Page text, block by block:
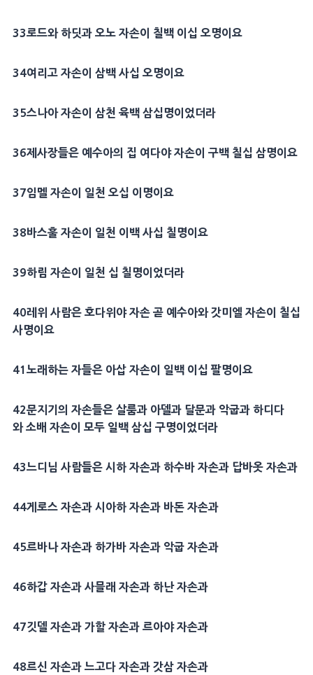
33로드와하딧과 오노자손이 칠백 이십 오명이요
34여리고자손이 삼백 사십 오명이요
35스나아자손이 삼천 육백 삼십명이었더라
36제사장들은 예수아의 집 여다야자손이 구백 칠십 삼명이요
37임멜 자손이 일천 오십 이명이요
38바스훌자손이 일천 이백 사십 칠명이요
39하림 자손이 일천 십 칠명이었더라
40레위 사람은 호다위야자손 곧 예수아와갓미엘 자손이 칠십
사명이요
41 노래하는 자들은 아삽자손이 일백 이십 팔명이요
42문지기 의 자손들은 살룸과 아델과 달문과 악굽과 하디다
와소배 자손이 모두 일백 삼십 구명이었더라
43느디님 사람들은 시하자손과 하수바 자손과 답바옷자손과
44게로스자손과 시아하자손과 바돈 자손과
45르바나자손과 하가바자손과 악굽 자손과
46하갑자손과 사믈래 자손과 하난자손과
47깃델 자손과 가할자손과 르아야자손과
48르신 자손과 느고다자손과 갓삼자손과